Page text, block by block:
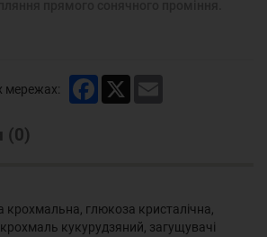
мережах: Facebook
(0)
крохмальна, глюкоза кристалічна,
кукурудзяний, загущувачі